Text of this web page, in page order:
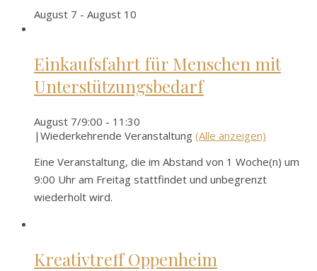
August 7 - August 10
Einkaufsfahrt für Menschen mit
Unterstützungsbedarf
August 7/9:00 - 11:30
| Wiederkehrende Veranstaltung (Alle anzeigen)
Eine Veranstaltung, die im Abstand von 1 Woche(n) um
9:00 Uhr am Freitag stattfindet und unbegrenzt
wiederholt wird.
Kreativtreff Oppenheim